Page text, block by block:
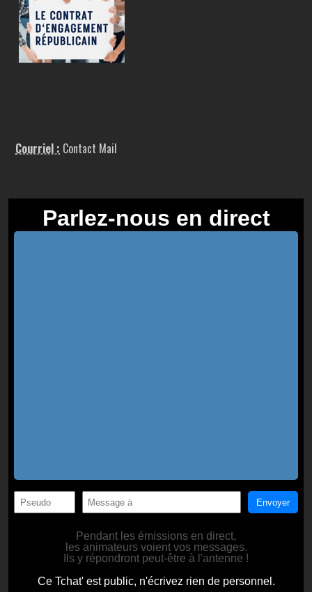
Courriel : Contact Mail